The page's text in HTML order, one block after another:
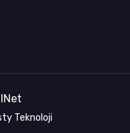
Teknoloji